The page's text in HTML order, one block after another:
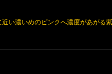
い濃いめのピンクへ濃度があがる